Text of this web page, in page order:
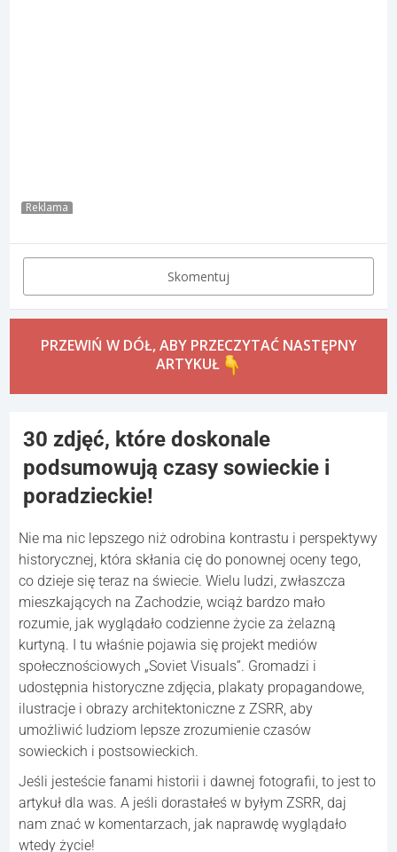
Reklama
Skomentuj
PRZEWIŃ W DÓŁ, ABY PRZECZYTAĆ NASTĘPNY
ARTYKUŁ
30 zdjęć, które doskonale
podsumowują czasy sowieckie i
poradzieckie!
Nie ma nic lepszego niż odrobina kontrastu i perspektywy
historycznej, która skłania cię do ponownej oceny tego,
co dzieje się teraz na świecie. Wielu ludzi, zwłaszcza
mieszkających na Zachodzie, wciąż bardzo mało
rozumie, jak wyglądało codzienne życie za żelazną
kurtyną. I tu właśnie pojawia się projekt mediów
społecznościowych „Soviet Visuals”. Gromadzi i
udostępnia historyczne zdjęcia, plakaty propagandowe,
ilustracje i obrazy architektoniczne z ZSRR, aby
umożliwić ludziom lepsze zrozumienie czasów
sowieckich i postsowieckich.
Jeśli jesteście fanami historii i dawnej fotografii, to jest to
artykuł dla was. A jeśli dorastałeś w byłym ZSRR, daj
nam znać w komentarzach, jak naprawdę wyglądało
wtedy życie!